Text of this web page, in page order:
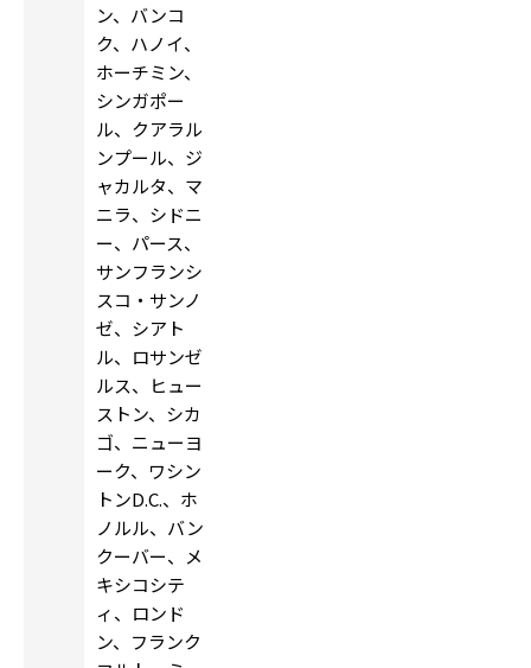
ン、バンコ
ク、ハノイ、
ホーチミン、
シンガポー
ル、クアラル
ンプール、ジ
ャカルタ、マ
ニラ、シドニ
ー、パース、
サンフランシ
スコ・サンノ
ゼ、シアト
ル、ロサンゼ
ルス、ヒュー
ストン、シカ
ゴ、ニューヨ
ーク、ワシン
トンD.C.、ホ
ノルル、バン
クーバー、メ
キシコシテ
ィ、ロンド
ン、フランク